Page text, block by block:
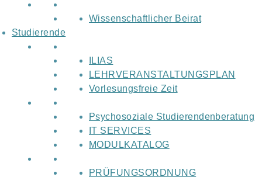
Wissenschaftlicher Beirat
Studierende
ILIAS
LEHRVERANSTALTUNGSPLAN
Vorlesungsfreie Zeit
Psychosoziale Studierendenberatung
IT SERVICES
MODULKATALOG
PRÜFUNGSORDNUNG